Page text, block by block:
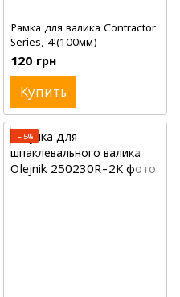
Рамка для валика Contractor
Series, 4'(100мм)
120 грн
Купить
−5%